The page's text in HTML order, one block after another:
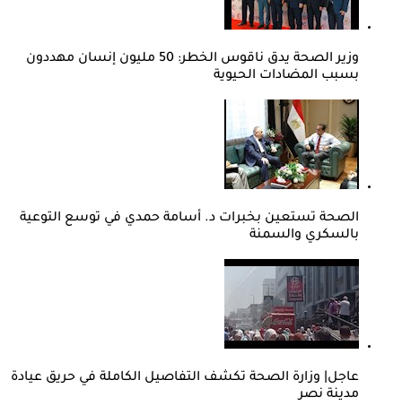
وزير الصحة يدق ناقوس الخطر: 50 مليون إنسان مهددون
بسبب المضادات الحيوية
الصحة تستعين بخبرات د. أسامة حمدي في توسع التوعية
بالسكري والسمنة
عاجل| وزارة الصحة تكشف التفاصيل الكاملة في حريق عيادة
مدينة نصر